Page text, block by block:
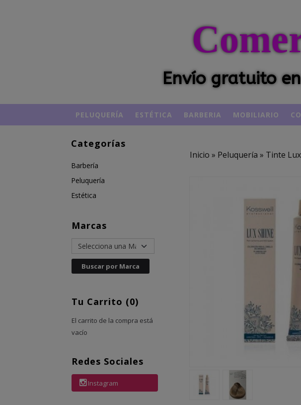
Envío gratuito
PELUQUERÍA ESTÉTICA BARBERIA MOBILIARIO
Categorías
Barbería
Peluquería
Estética
Marcas
Tu Carrito (0)
El carrito de la compra está
vacío
Redes Sociales
Instagram
Inicio » Peluquería » Tinte